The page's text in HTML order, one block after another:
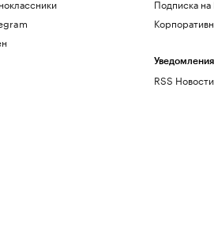
Подписка на
Уведомления
RSS Новости